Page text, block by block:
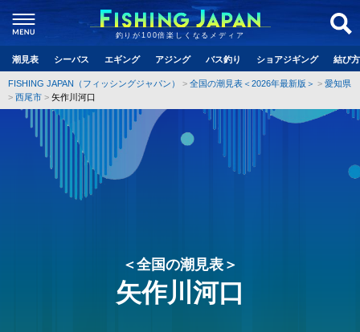
釣りが100倍楽しくなるメディア
潮見表 シーバス エギング アジング バス釣り ショアジギング 結び
FISHING JAPAN（フィッシングジャパン） 全国の潮見表＜2026年最新版＞
愛知県
西尾市
矢作川河口
＜全国の潮見表＞
矢作川河口